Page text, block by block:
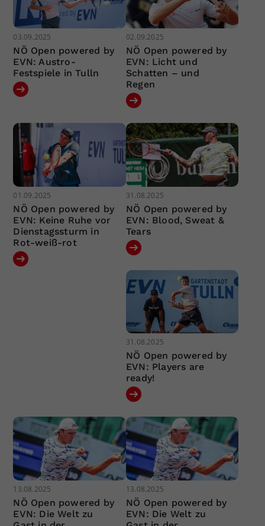
03.09.2025
NÖ Open powered by
EVN: Austro-
Festspiele in Tulln
02.09.2025
NÖ Open powered by
EVN: Licht und
Schatten – und
Regen
01.09.2025
NÖ Open powered by
EVN: Keine Ruhe vor
Dienstagssturm in
Rot-weiß-rot
31.08.2025
NÖ Open powered by
EVN: Blood, Sweat &
Tears
31.08.2025
NÖ Open powered by
EVN: Players are
ready!
13.08.2025
NÖ Open powered by
EVN: Die Welt zu
13.08.2025
NÖ Open powered by
EVN: Die Welt zu